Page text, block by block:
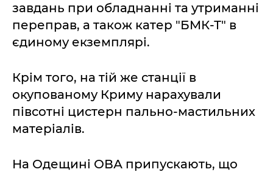
завдань при обладнанні та утриманні
переправ, а також катер "БМК-Т" в
єдиному екземплярі.
Крім того, на тій же станції в
окупованому Криму нарахували
півсотні цистерн пально-мастильних
матеріалів.
На Одещині ОВА припускають, що